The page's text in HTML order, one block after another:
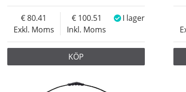
Exkl. Moms
80.41
Inkl. Moms
100.51 I lager
KÖP